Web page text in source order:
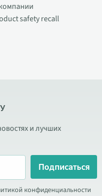
safety recall
и лучших
Подписаться
конфиденциальности